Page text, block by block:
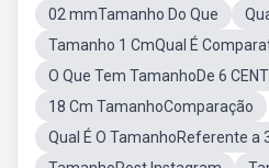
02 mmTamanho Do Que
Tamanho 1 CmQual É
O Que Tem TamanhoDe 6
18 Cm TamanhoComparação
Qual É O TamanhoReferente a